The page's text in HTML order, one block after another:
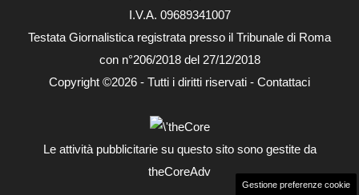
I.V.A. 09689341007
Testata Giornalistica registrata presso il Tribunale di Roma
con n°206/2018 del 27/12/2018
Copyright ©2026 - Tutti i diritti riservati - Contattaci
Le attività pubblicitarie su questo sito sono gestite da
theCoreAdv
Gestione preferenze cookie